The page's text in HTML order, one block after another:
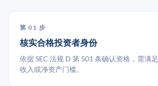
第 01 步
核实合格投资者身份
依据 SEC 法规 D 第 501 条确认资格，需满足
收入或净资产门槛。